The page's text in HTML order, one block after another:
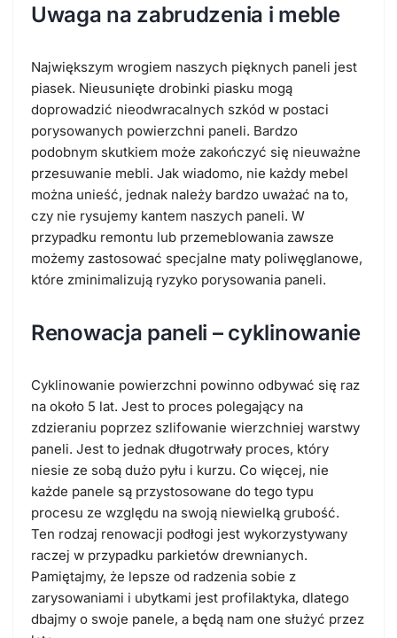
Uwaga na zabrudzenia i meble
Największym wrogiem naszych pięknych paneli jest
piasek. Nieusunięte drobinki piasku mogą
doprowadzić nieodwracalnych szkód w postaci
porysowanych powierzchni paneli. Bardzo
podobnym skutkiem może zakończyć się nieuważne
przesuwanie mebli. Jak wiadomo, nie każdy mebel
można unieść, jednak należy bardzo uważać na to,
czy nie rysujemy kantem naszych paneli. W
przypadku remontu lub przemeblowania zawsze
możemy zastosować specjalne maty poliwęglanowe,
które zminimalizują ryzyko porysowania paneli.
Renowacja paneli – cyklinowanie
Cyklinowanie powierzchni powinno odbywać się raz
na około 5 lat. Jest to proces polegający na
zdzieraniu poprzez szlifowanie wierzchniej warstwy
paneli. Jest to jednak długotrwały proces, który
niesie ze sobą dużo pyłu i kurzu. Co więcej, nie
każde panele są przystosowane do tego typu
procesu ze względu na swoją niewielką grubość.
Ten rodzaj renowacji podłogi jest wykorzystywany
raczej w przypadku parkietów drewnianych.
Pamiętajmy, że lepsze od radzenia sobie z
zarysowaniami i ubytkami jest profilaktyka, dlatego
dbajmy o swoje panele, a będą nam one służyć przez